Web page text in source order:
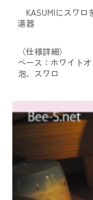
KASUMIにスワロ
湯器
（仕様詳細）
ベース：ホワイト
泡、スワロ